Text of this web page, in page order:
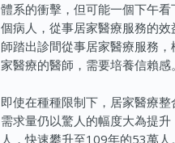
體系的衝擊，但可能一個下午
個病人，從事居家醫療服務的
師踏出診間從事居家醫療服務
家醫療的醫師，需要培養信賴感。
即使在種種限制下，居家醫療
需求量仍以驚人的幅度大為提
人，快速攀升至109年的53萬